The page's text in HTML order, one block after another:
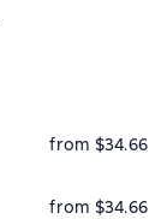
from $34.66
from $34.66